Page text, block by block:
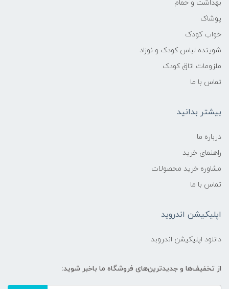
بهداشت و حمام
پوشاک
خواب کودک
شوینده لباس کودک و نوزاد
ملزومات اتاق کودک
تماس با ما
بیشتر بدانید
درباره ما
راهنمای خرید
مشاوره خرید محصولات
تماس با ما
اپلیکیشن اندروید
دانلود اپلیکیشن اندروبد
از تخفیف‌ها و جدیدترین‌های فروشگاه ما باخبر شوید: